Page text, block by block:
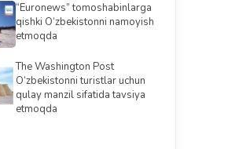
“Euronews” tomoshabinlarga
qishki O‘zbekistonni namoyish
etmoqda
The Washington Post
O‘zbekistonni turistlar uchun
qulay manzil sifatida tavsiya
etmoqda